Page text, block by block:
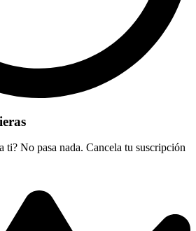
ti? No pasa nada. Cancela tu suscripción